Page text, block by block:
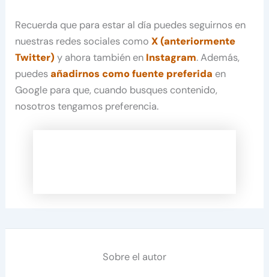
Recuerda que para estar al día puedes seguirnos en
nuestras redes sociales comoX (anteriormente
Twitter) y ahora también en Instagram. Además,
puedesañadirnos como fuente preferida en
Google para que, cuando busques contenido,
nosotros tengamos preferencia.
Sobre el autor